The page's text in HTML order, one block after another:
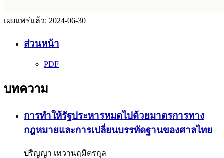
เผยแพร่แล้ว: 2024-06-30
ส่วนหน้า
PDF
บทความ
การทำให้รัฐประหารหมดไปด้วยมาตรการทาง
กฎหมายและการเปลี่ยนบรรทัดฐานของศาลไทย
ปริญญา เทวานฤมิตรกุล